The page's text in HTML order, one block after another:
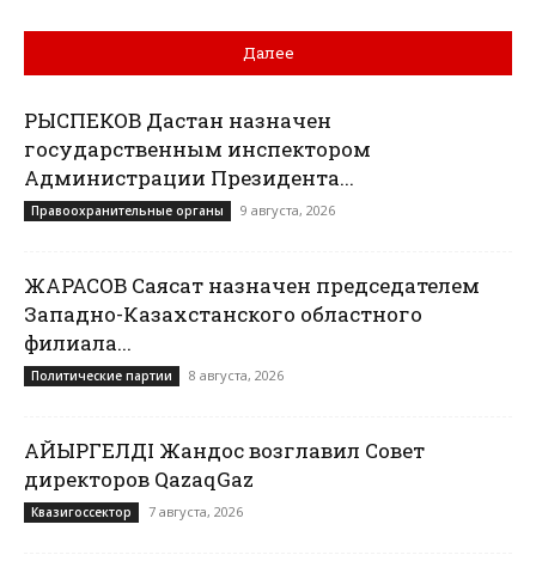
Далее
РЫСПЕКОВ Дастан назначен
государственным инспектором
Администрации Президента...
Правоохранительные органы 9 августа, 2026
ЖАРАСОВ Саясат назначен председателем
Западно-Казахстанского областного
филиала...
Политические партии 8 августа, 2026
ҚАЙЫРГЕЛДІ Жандос возглавил Совет
директоров QazaqGaz
Квазигоссектор 7 августа, 2026